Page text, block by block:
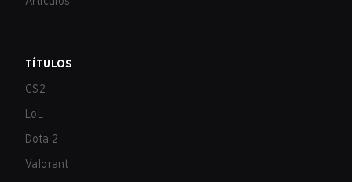
TÍTULOS
CS2
LoL
Dota 2
Valorant